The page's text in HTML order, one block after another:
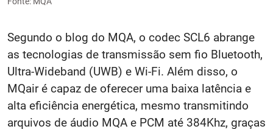
Segundo o blog do MQA, o codec SCL6 abrange
as tecnologias de transmissão sem fio Bluetooth,
Ultra-Wideband (UWB) e Wi-Fi. Além disso, o
MQair é capaz de oferecer uma baixa latência e
alta eficiência energética, mesmo transmitindo
arquivos de áudio MQA e PCM até 384Khz, graças